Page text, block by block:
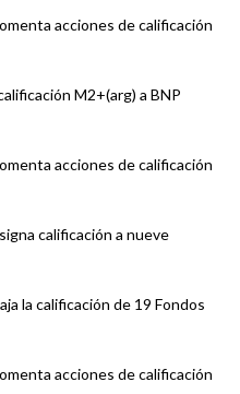
acciones de calificación
M2+(arg) a BNP
acciones de calificación
calificación a nueve
la calificación de 19 Fondos
acciones de calificación